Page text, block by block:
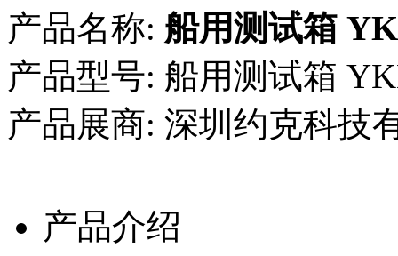
产品名称: 船用测试箱
产品型号: 船用测试箱
产品展商: 深圳约克科技
产品介绍